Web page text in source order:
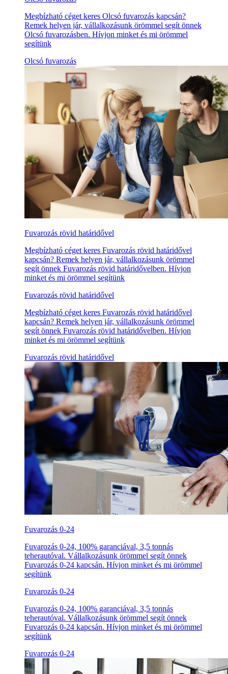
Megbízható céget keres Olcsó fuvarozás kapcsán?
Remek helyen jár, vállalkozásunk örömmel segít önnek
Olcsó fuvarozásben. Hívjon minket és mi örömmel
segítünk
Olcsó fuvarozás
Fuvarozás rövid határidővel
Megbízható céget keres Fuvarozás rövid határidővel
kapcsán? Remek helyen jár, vállalkozásunk örömmel
segít önnek Fuvarozás rövid határidővelben. Hívjon
minket és mi örömmel segítünk
Fuvarozás rövid határidővel
Megbízható céget keres Fuvarozás rövid határidővel
kapcsán? Remek helyen jár, vállalkozásunk örömmel
segít önnek Fuvarozás rövid határidővelben. Hívjon
minket és mi örömmel segítünk
Fuvarozás rövid határidővel
Fuvarozás 0-24
Fuvarozás 0-24, 100% garanciával, 3,5 tonnás
teherautóval. Vállalkozásunk örömmel segít önnek
Fuvarozás 0-24 kapcsán. Hívjon minket és mi örömmel
segítünk
Fuvarozás 0-24
Fuvarozás 0-24, 100% garanciával, 3,5 tonnás
teherautóval. Vállalkozásunk örömmel segít önnek
Fuvarozás 0-24 kapcsán. Hívjon minket és mi örömmel
segítünk
Fuvarozás 0-24